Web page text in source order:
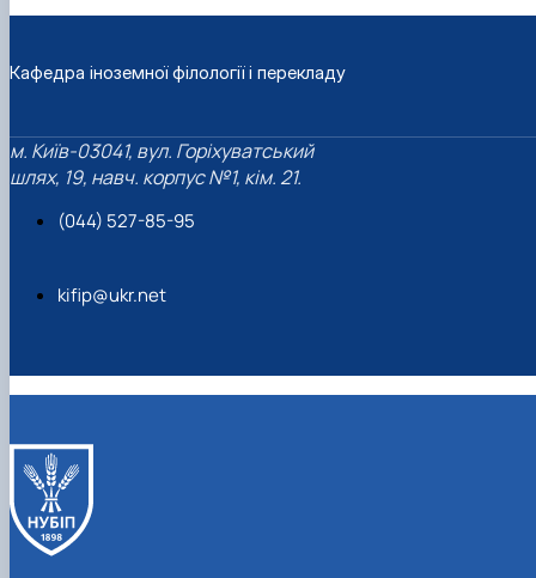
Кафедра іноземної філології і перекладу
м. Київ-03041, вул. Горіхуватський
шлях, 19, навч. корпус №1, кім. 21.
(044) 527-85-95
kifip@ukr.net